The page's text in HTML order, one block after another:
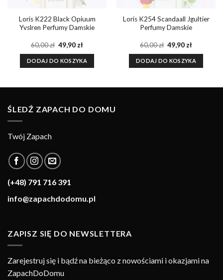
Loris K222 Black Opiuum
Yvslren Perfumy Damskie
60,00zł Pierwotna
cena
wynosiła:
60,00 zł.
49,90 złAktualna
wynosi:
49,90 zł.
DODAJ DO KOSZYKA
Loris K254 Scandaall Jgultier
Perfumy Damskie
60,00zł Pierwotna
cena
wynosiła:
60,00 zł.
49,90 złAktualna
wynosi:
49,90 zł.
DODAJ DO KOSZYKA
ŚLEDŹ ZAPACH DO DOMU
Twój Zapach
(+48) 791 716 391
info@zapachdodomu.pl
ZAPISZ SIĘ DO NEWSLETTERA
Zarejestruj się i bądź na bieżąco z nowościami i okazjami na
ZapachDoDomu